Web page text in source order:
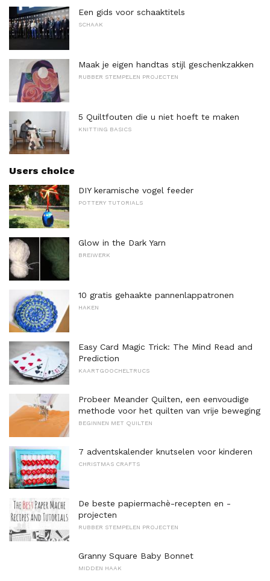
Een gids voor schaaktitels
SCHAAK
Maak je eigen handtas stijl geschenkzakken
RUBBER STEMPELEN PROJECTEN
5 Quiltfouten die u niet hoeft te maken
KNITTING BASICS
Users choice
DIY keramische vogel feeder
POTTERY TUTORIALS
Glow in the Dark Yarn
BREIWERK
10 gratis gehaakte pannenlappatronen
HAKEN
Easy Card Magic Trick: The Mind Read and
Prediction
KAARTGOOCHELTRUCS
Probeer Meander Quilten, een eenvoudige
methode voor het quilten van vrije beweging
BEGINNEN MET QUILTEN
7 adventskalender knutselen voor kinderen
CHRISTMAS CRAFTS
De beste papiermachè-recepten en -
projecten
RUBBER STEMPELEN PROJECTEN
Granny Square Baby Bonnet
MIDDEN HAAK